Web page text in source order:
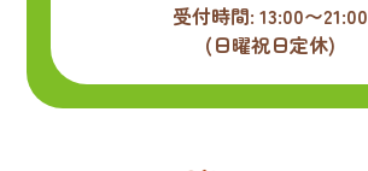
受付時間: 13:00〜21:00
(日曜祝日定休)